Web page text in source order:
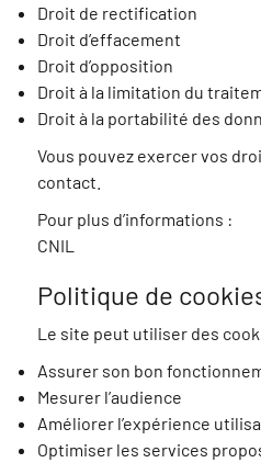
Droit de rectification
Droit d’effacement
Droit d’opposition
Droit à la limitation du
Droit à la portabilité des
Vous pouvez exercer vos
contact.
Pour plus d’informations :
CNIL
Politique de
Le site peut utiliser des
Assurer son bon
Mesurer l’audience
Améliorer l’expérience
Optimiser les services